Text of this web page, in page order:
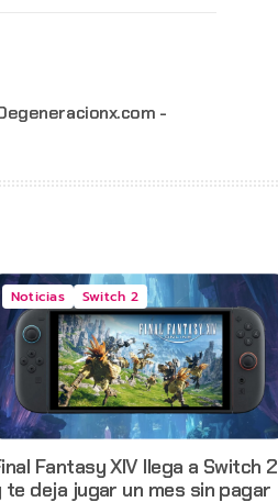
-
Noticias Switch 2
Fantasy XIV llega a Switch 2
te deja jugar un mes sin pagar